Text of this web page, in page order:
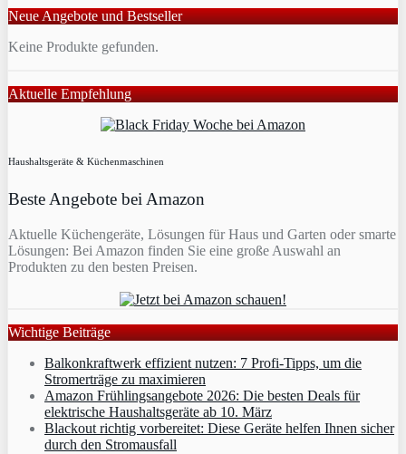
Neue Angebote und Bestseller
Keine Produkte gefunden.
Aktuelle Empfehlung
Haushaltsgeräte & Küchenmaschinen
Beste Angebote bei Amazon
Aktuelle Küchengeräte, Lösungen für Haus und Garten oder smarte
Lösungen: Bei Amazon finden Sie eine große Auswahl an
Produkten zu den besten Preisen.
Wichtige Beiträge
Balkonkraftwerk effizient nutzen: 7 Profi-Tipps, um die
Stromerträge zu maximieren
Amazon Frühlingsangebote 2026: Die besten Deals für
elektrische Haushaltsgeräte ab 10. März
Blackout richtig vorbereitet: Diese Geräte helfen Ihnen sicher
durch den Stromausfall